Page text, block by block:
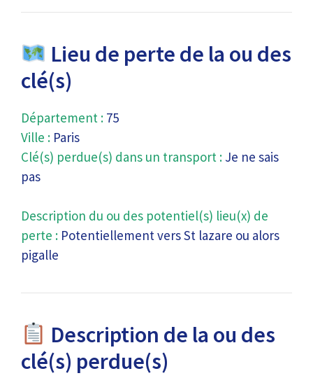
Lieu de perte de la ou des
clé(s)
Département : 75
Ville : Paris
Clé(s) perdue(s) dans un transport : Je ne sais
pas
Description du ou des potentiel(s) lieu(x) de
perte : Potentiellement vers St lazare ou alors
pigalle
Description de la ou des
clé(s) perdue(s)